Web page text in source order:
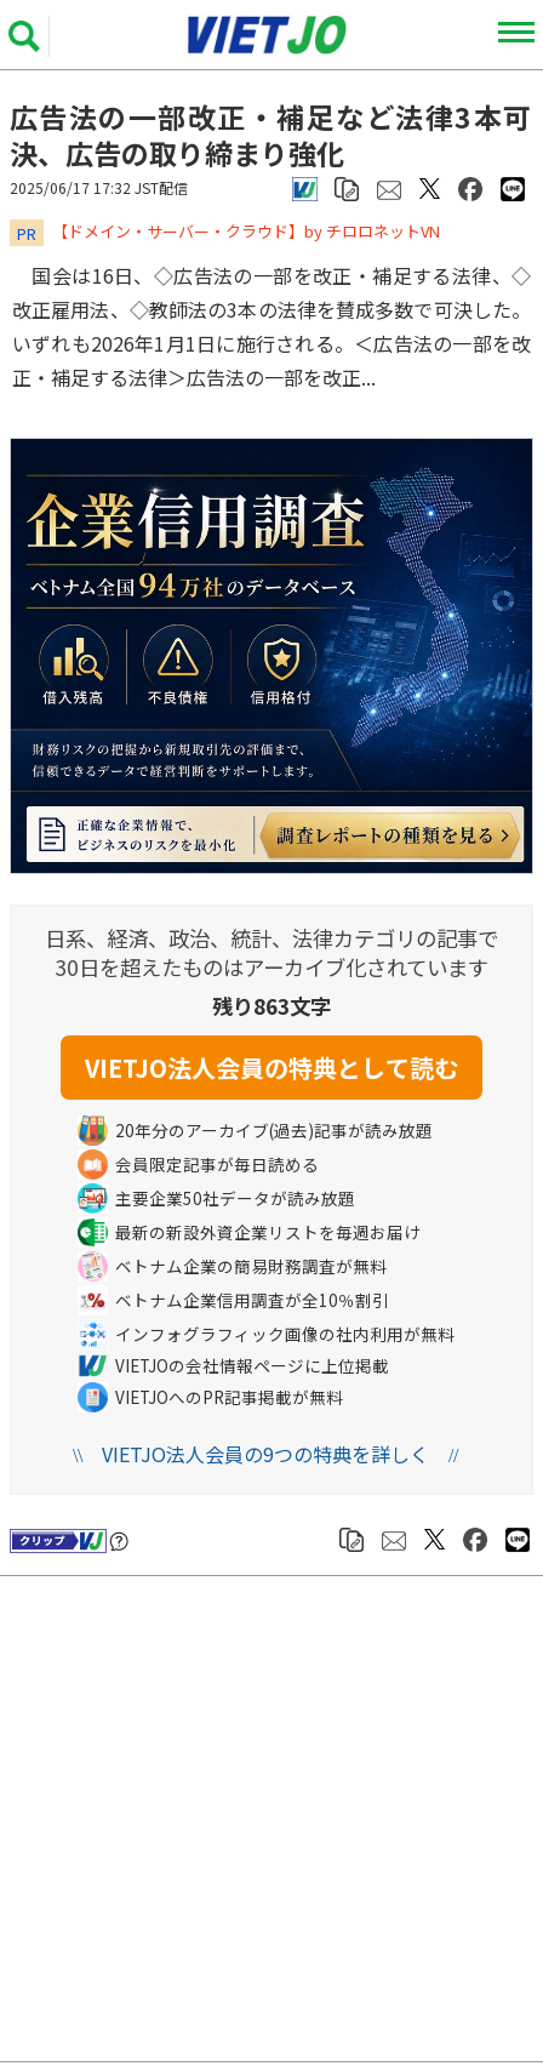
広告法の一部改正・補足など法律3本可
決、広告の取り締まり強化
2025/06/17 17:32 JST配信
PR ​​​​​​​【ドメイン・サーバー・クラウド】by チロロネットVN
国会は16日、◇広告法の一部を改正・補足する法律、◇
改正雇用法、◇教師法の3本の法律を賛成多数で可決した。
いずれも2026年1月1日に施行される。＜広告法の一部を改
正・補足する法律＞広告法の一部を改正...
日系、経済、政治、統計、法律カテゴリの記事で
30日を超えたものはアーカイブ化されています
残り863文字
20年分のアーカイブ(過去)記事が読み放題
会員限定記事が毎日読める
主要企業50社データが読み放題
最新の新設外資企業リストを毎週お届け
ベトナム企業の簡易財務調査が無料
ベトナム企業信用調査が全10％割引
インフォグラフィック画像の社内利用が無料
VIETJOの会社情報ページに上位掲載
VIETJOへのPR記事掲載が無料
\\VIETJO法人会員の9つの特典を詳しく //